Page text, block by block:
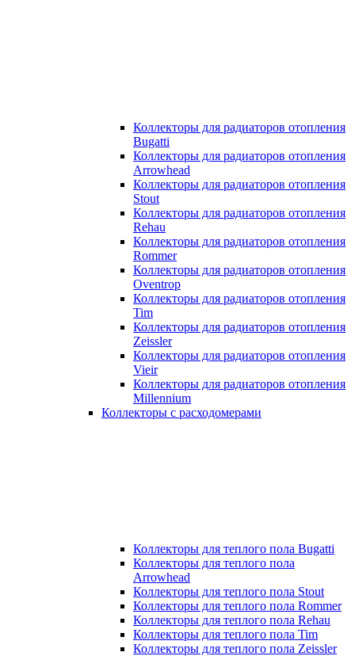
Коллекторы для радиаторов отопления
Bugatti
Коллекторы для радиаторов отопления
Arrowhead
Коллекторы для радиаторов отопления
Stout
Коллекторы для радиаторов отопления
Rehau
Коллекторы для радиаторов отопления
Rommer
Коллекторы для радиаторов отопления
Oventrop
Коллекторы для радиаторов отопления
Tim
Коллекторы для радиаторов отопления
Zeissler
Коллекторы для радиаторов отопления
Vieir
Коллекторы для радиаторов отопления
Millennium
Коллекторы с расходомерами
Коллекторы для теплого пола Bugatti
Коллекторы для теплого пола
Arrowhead
Коллекторы для теплого пола Stout
Коллекторы для теплого пола Rommer
Коллекторы для теплого пола Rehau
Коллекторы для теплого пола Tim
Коллекторы для теплого пола Zeissler